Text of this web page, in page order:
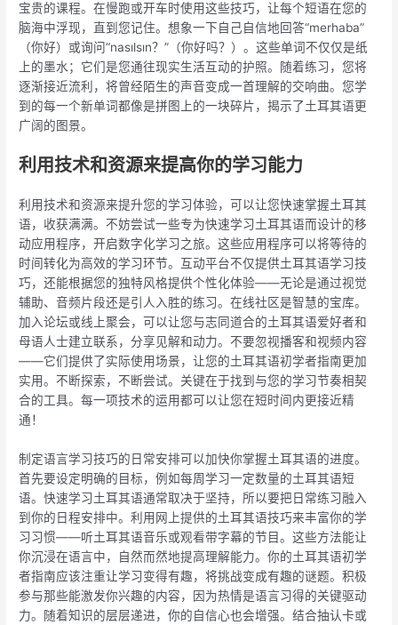
宝贵的课程。在慢跑或开车时使用这些技巧，让每个短语在您的
脑海中浮现，直到您记住。想象一下自己自信地回答“merhaba”
（你好）或询问“nasılsın？”（你好吗？）。这些单词不仅仅是纸
上的墨水；它们是您通往现实生活互动的护照。随着练习，您将
逐渐接近流利，将曾经陌生的声音变成一首理解的交响曲。您学
到的每一个新单词都像是拼图上的一块碎片，揭示了土耳其语更
广阔的图景。
利用技术和资源来提高你的学习能力
利用技术和资源来提升您的学习体验，可以让您快速掌握土耳其
语，收获满满。不妨尝试一些专为快速学习土耳其语而设计的移
动应用程序，开启数字化学习之旅。这些应用程序可以将等待的
时间转化为高效的学习环节。互动平台不仅提供土耳其语学习技
巧，还能根据您的独特风格提供个性化体验——无论是通过视觉
辅助、音频片段还是引人入胜的练习。在线社区是智慧的宝库。
加入论坛或线上聚会，可以让您与志同道合的土耳其语爱好者和
母语人士建立联系，分享见解和动力。不要忽视播客和视频内容
——它们提供了实际使用场景，让您的土耳其语初学者指南更加
实用。不断探索，不断尝试。关键在于找到与您的学习节奏相契
合的工具。每一项技术的运用都可以让您在短时间内更接近精
通！
制定语言学习技巧的日常安排可以加快你掌握土耳其语的进度。
首先要设定明确的目标，例如每周学习一定数量的土耳其语短
语。快速学习土耳其语通常取决于坚持，所以要把日常练习融入
到你的日程安排中。利用网上提供的土耳其语技巧来丰富你的学
习习惯——听土耳其语音乐或观看带字幕的节目。这些方法能让
你沉浸在语言中，自然而然地提高理解能力。你的土耳其语初学
者指南应该注重让学习变得有趣，将挑战变成有趣的谜题。积极
参与那些能激发你兴趣的内容，因为热情是语言习得的关键驱动
力。随着知识的层层递进，你的自信心也会增强。结合抽认卡或